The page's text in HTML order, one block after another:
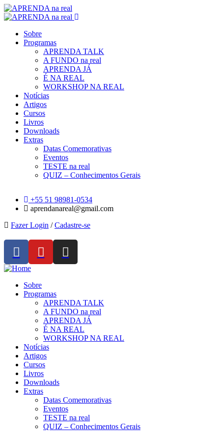
Sobre
Programas
APRENDA TALK
A FUNDO na real
APRENDA JÁ
É NA REAL
WORKSHOP NA REAL
Notícias
Artigos
Cursos
Livros
Downloads
Extras
Datas Comemorativas
Eventos
TESTE na real
QUIZ – Conhecimentos Gerais
+55 51 98981-0534
aprendanareal@gmail.com
Fazer Login / Cadastre-se
Sobre
Programas
APRENDA TALK
A FUNDO na real
APRENDA JÁ
É NA REAL
WORKSHOP NA REAL
Notícias
Artigos
Cursos
Livros
Downloads
Extras
Datas Comemorativas
Eventos
TESTE na real
QUIZ – Conhecimentos Gerais